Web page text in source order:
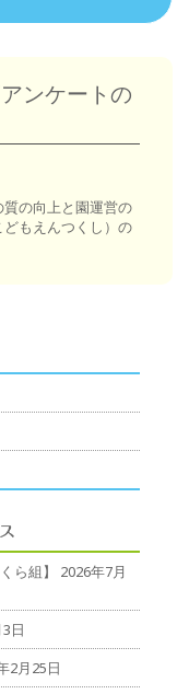
ンケートの
の向上と園運営の
もえんつくし）の
ら組】
2026年7月
日
2月25日